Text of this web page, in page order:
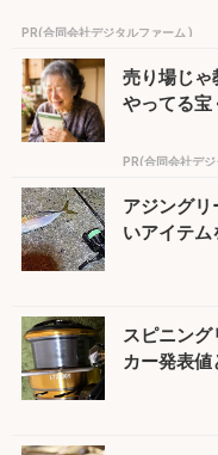
PR(合同会社デジタルファーム )
売り場じゃ
やってる宝
PR(合同会社デ
アジング
いアイテム
スピニン
カー発表